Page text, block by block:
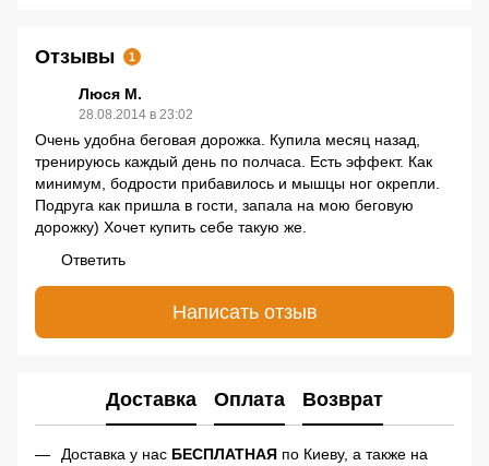
Отзывы 1
Люся М.
28.08.2014 в 23:02
Очень удобна беговая дорожка. Купила месяц назад,
тренируюсь каждый день по полчаса. Есть эффект. Как
минимум, бодрости прибавилось и мышцы ног окрепли.
Подруга как пришла в гости, запала на мою беговую
дорожку) Хочет купить себе такую же.
Ответить
Написать отзыв
Доставка Оплата Возврат
Доставка у нас БЕСПЛАТНАЯ по Киеву, а также на